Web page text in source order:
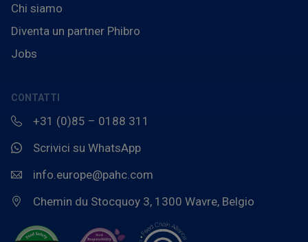
Chi siamo
Diventa un partner Phibro
Jobs
CONTATTI
+31 (0)85 – 0188 311
Scrivici su WhatsApp
info.europe@pahc.com
Chemin du Stocquoy 3, 1300 Wavre, Belgio